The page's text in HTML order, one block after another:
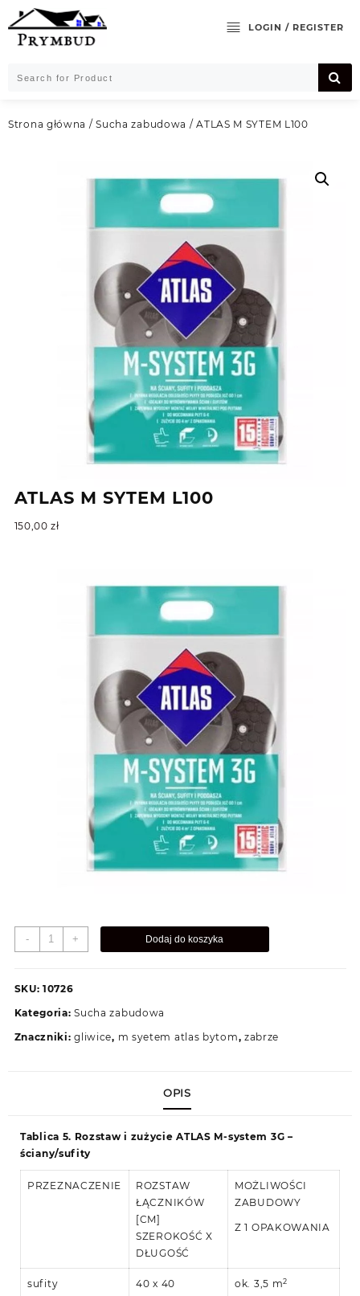
Skip
to
content
LOGIN / REGISTER
Strona główna /Sucha zabudowa / ATLAS M SYTEM L100
ATLAS M SYTEM L100
150,00zł
-
ilość
ATLAS
SYTEM
+ Dodaj do koszyka
SKU: 10726
Kategoria:Sucha zabudowa
Znaczniki:gliwice, m syetem atlas bytom, zabrze
OPIS
Tablica 5. Rozstaw i zużycie ATLAS M-system 3G –
ściany/sufity
PRZEZNACZENIE
ROZSTAW
ŁĄCZNIKÓW
[CM]
SZEROKOŚĆ X
DŁUGOŚĆ
MOŻLIWOŚCI
ZABUDOWY
Z 1 OPAKOWANIA
sufity 40 x 40 ok. 3,5 m2